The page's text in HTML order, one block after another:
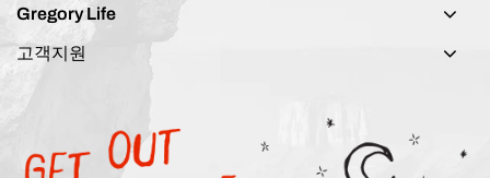
Gregory Life
고객지원